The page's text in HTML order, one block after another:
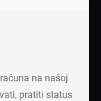
na našoj
pratiti status